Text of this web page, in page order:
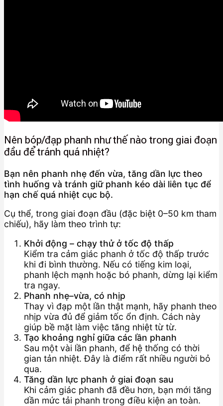
Nên bóp/đạp phanh như thế nào trong giai đoạn
đầu để tránh quá nhiệt?
Bạn nên phanh nhẹ đến vừa, tăng dần lực theo
tình huống và tránh giữ phanh kéo dài liên tục để
hạn chế quá nhiệt cục bộ.
Cụ thể, trong giai đoạn đầu (đặc biệt 0–50 km tham
chiếu), hãy làm theo trình tự:
Khởi động – chạy thử ở tốc độ thấp
Kiểm tra cảm giác phanh ở tốc độ thấp trước
khi đi bình thường. Nếu có tiếng kim loại,
phanh lệch mạnh hoặc bó phanh, dừng lại kiểm
tra ngay.
Phanh nhẹ–vừa, có nhịp
Thay vì đạp một lần thật mạnh, hãy phanh theo
nhịp vừa đủ để giảm tốc ổn định. Cách này
giúp bề mặt làm việc tăng nhiệt từ từ.
Tạo khoảng nghỉ giữa các lần phanh
Sau một vài lần phanh, để hệ thống có thời
gian tản nhiệt. Đây là điểm rất nhiều người bỏ
qua.
Tăng dần lực phanh ở giai đoạn sau
Khi cảm giác phanh đã đều hơn, bạn mới tăng
dần mức tải phanh trong điều kiện an toàn.